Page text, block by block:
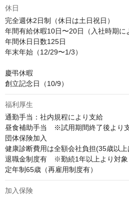
休日
完全週休2日制（休日は土日祝日）
年間有給休暇10日〜20日（入社時期に
年間休日日数125日
年末年始（12/29〜1/3）
慶弔休暇
創立記念日（10/9）
福利厚生
通勤手当：社内規程により支給
昼食補助手当　※試用期間終了後より
団体保険加入
健康診断費用は全額会社負担(35歳以
退職金制度有　※勤続1年以上より対象
定年制65歳（再雇用制度有）
加入保険